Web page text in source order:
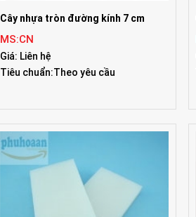
Cây nhựa tròn đường kính 7 cm
MS:CN
Giá: Liên hệ
Tiêu chuẩn:Theo yêu cầu